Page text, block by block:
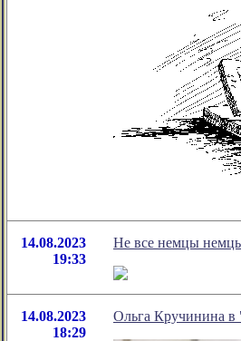
14.08.2023
19:33
Не все немцы
14.08.2023
18:29
Ольга Кручинина в